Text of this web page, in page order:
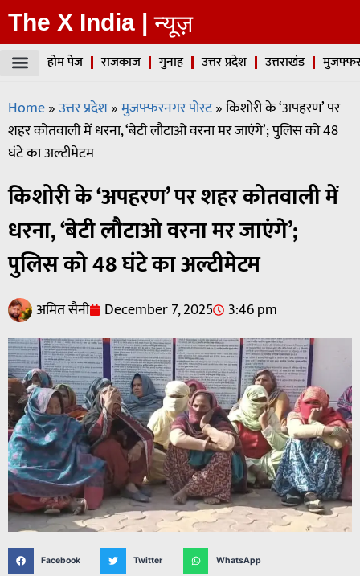
The X India | न्यूज़
होम पेज राजकाज गुनाह उत्तर प्रदेश उत्तराखंड
Home»उत्तर प्रदेश»मुजफ्फरनगर पोस्ट»किशोरी के ‘अपहरण’ पर
शहर कोतवाली में धरना, ‘बेटी लौटाओ वरना मर जाएंगे’; पुलिस को 48
घंटे का अल्टीमेटम
किशोरी के ‘अपहरण’ पर शहर कोतवाली में
धरना, ‘बेटी लौटाओ वरना मर जाएंगे’;
पुलिस को 48 घंटे का अल्टीमेटम
अमित सैनी December 7, 2025 3:46 pm
Facebook Twitter WhatsApp